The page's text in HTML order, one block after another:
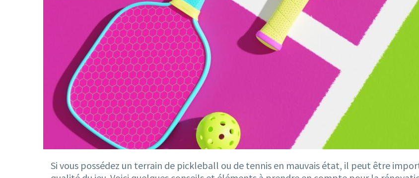
Si vous possédez un terrain de pickleball ou de tennis en mauvais état, il peut être